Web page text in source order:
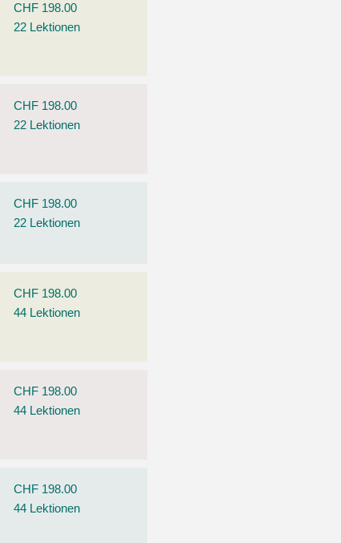
CHF 198.00
22 Lektionen
CHF 198.00
22 Lektionen
CHF 198.00
22 Lektionen
CHF 198.00
44 Lektionen
CHF 198.00
44 Lektionen
CHF 198.00
44 Lektionen